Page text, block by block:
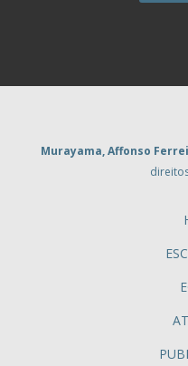
Murayama, Affonso